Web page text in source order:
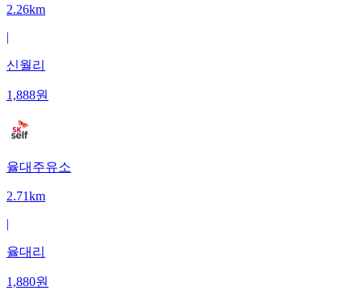
2.26km
|
신월리
1,888원
율대주유소
2.71km
|
율대리
1,880원